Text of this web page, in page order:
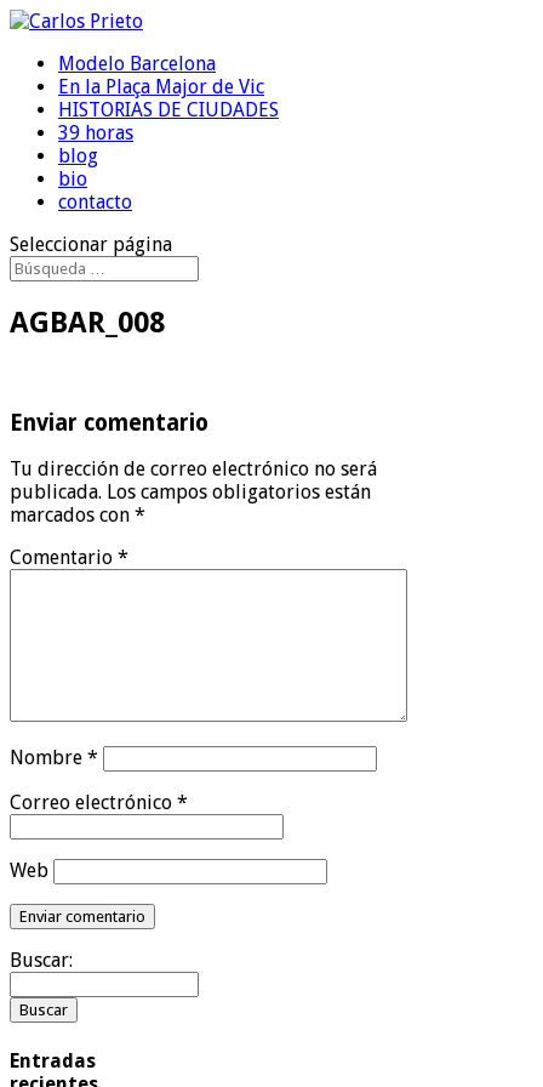
Modelo Barcelona
En la Plaça Major de Vic
HISTORIAS DE CIUDADES
39 horas
blog
bio
contacto
Seleccionar página
AGBAR_008
Enviar comentario
Tu dirección de correo electrónico no será
publicada. Los campos obligatorios están
marcados con *
Comentario *
Nombre *
Correo electrónico *
Web
Buscar:
Entradas